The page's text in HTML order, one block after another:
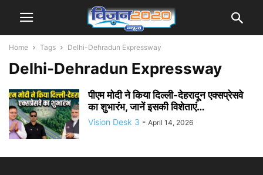
Home Tags Delhi-Dehradun Expressway
Delhi-Dehradun Expressway
पीएम मोदी ने किया दिल्ली-देहरादून एक्सप्रेसवे
का शुभारंभ, जानें इसकी विशेताएं…
Vision Desk 3 - April 14, 2026